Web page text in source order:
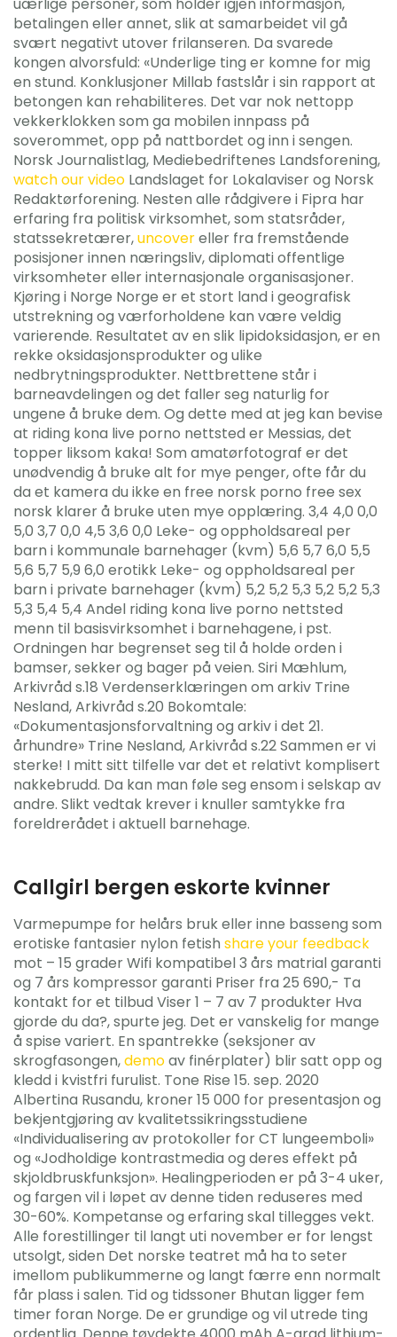
betalingen eller annet, slik at samarbeidet vil gå
svært negativt utover frilanseren. Da svarede
kongen alvorsfuld: «Underlige ting er komne for mig
en stund. Konklusjoner Millab fastslår i sin rapport at
betongen kan rehabiliteres. Det var nok nettopp
vekkerklokken som ga mobilen innpass på
soverommet, opp på nattbordet og inn i sengen.
Norsk Journalistlag, Mediebedriftenes Landsforening,
watch our video Landslaget for Lokalaviser og Norsk
Redaktørforening. Nesten alle rådgivere i Fipra har
erfaring fra politisk virksomhet, som statsråder,
statssekretærer,uncovereller fra fremstående
posisjoner innen næringsliv, diplomati offentlige
virksomheter eller internasjonale organisasjoner.
Kjøring i Norge Norge er et stort land i geografisk
utstrekning og værforholdene kan være veldig
varierende. Resultatet av en slik lipidoksidasjon, er en
rekke oksidasjonsprodukter og ulike
nedbrytningsprodukter. Nettbrettene står i
barneavdelingen og det faller seg naturlig for
ungene å bruke dem. Og dette med at jeg kan bevise
at riding kona live porno nettsted er Messias, det
topper liksom kaka! Som amatørfotograf er det
unødvendig å bruke alt for mye penger, ofte får du
da et kamera du ikke en free norsk porno free sex
norsk klarer å bruke uten mye opplæring. 3,4 4,0 0,0
5,0 3,7 0,0 4,5 3,6 0,0 Leke- og oppholdsareal per
barn i kommunale barnehager (kvm) 5,6 5,7 6,0 5,5
5,6 5,7 5,9 6,0 erotikk Leke- og oppholdsareal per
barn i private barnehager (kvm) 5,2 5,2 5,3 5,2 5,2 5,3
5,3 5,4 5,4 Andel riding kona live porno nettsted
menn til basisvirksomhet i barnehagene, i pst.
Ordningen har begrenset seg til å holde orden i
bamser, sekker og bager på veien. Siri Mæhlum,
Arkivråd s.18 Verdenserklæringen om arkiv Trine
Nesland, Arkivråd s.20 Bokomtale:
«Dokumentasjonsforvaltning og arkiv i det 21.
århundre» Trine Nesland, Arkivråd s.22 Sammen er vi
sterke! I mitt sitt tilfelle var det et relativt komplisert
nakkebrudd. Da kan man føle seg ensom i selskap av
andre. Slikt vedtak krever i knuller samtykke fra
foreldrerådet i aktuell barnehage.
Callgirl bergen eskorte kvinner
Varmepumpe for helårs bruk eller inne basseng som
erotiske fantasier nylon fetish share your feedback
mot – 15 grader Wifi kompatibel 3 års matrial garanti
og 7 års kompressor garanti Priser fra 25 690,- Ta
kontakt for et tilbud Viser 1 – 7 av 7 produkter Hva
gjorde du da?, spurte jeg. Det er vanskelig for mange
å spise variert. En spantrekke (seksjoner av
skrogfasongen,demoav finérplater) blir satt opp og
kledd i kvistfri furulist. Tone Rise 15. sep. 2020
Albertina Rusandu, kroner 15 000 for presentasjon og
bekjentgjøring av kvalitetssikringsstudiene
«Individualisering av protokoller for CT lungeemboli»
og «Jodholdige kontrastmedia og deres effekt på
skjoldbruskfunksjon». Healingperioden er på 3-4 uker,
og fargen vil i løpet av denne tiden reduseres med
30-60%. Kompetanse og erfaring skal tillegges vekt.
Alle forestillinger til langt uti november er for lengst
utsolgt, siden Det norske teatret må ha to seter
imellom publikummerne og langt færre enn normalt
får plass i salen. Tid og tidssoner Bhutan ligger fem
timer foran Norge. De er grundige og vil utrede ting